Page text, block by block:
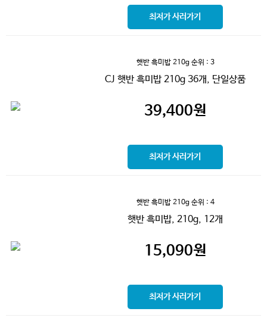
최저가 사러가기
햇반 흑미밥 210g순위 : 3
CJ 햇반 흑미밥 210g 36개, 단일상품
39,400원
최저가 사러가기
햇반 흑미밥 210g순위 : 4
햇반 흑미밥, 210g, 12개
15,090원
최저가 사러가기